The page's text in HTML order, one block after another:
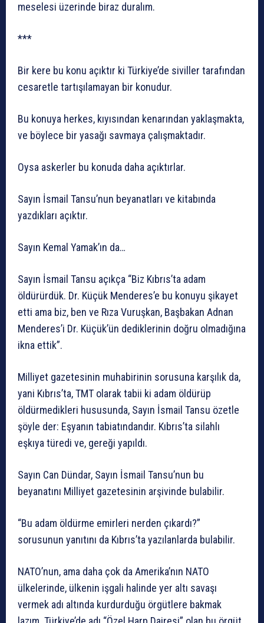
meselesi üzerinde biraz duralım.
***
Bir kere bu konu açıktır ki Türkiye’de siviller tarafından
cesaretle tartışılamayan bir konudur.
Bu konuya herkes, kıyısından kenarından yaklaşmakta,
ve böylece bir yasağı savmaya çalışmaktadır.
Oysa askerler bu konuda daha açıktırlar.
Sayın İsmail Tansu’nun beyanatları ve kitabında
yazdıkları açıktır.
Sayın Kemal Yamak’ın da…
Sayın İsmail Tansu açıkça “Biz Kıbrıs’ta adam
öldürürdük. Dr. Küçük Menderes’e bu konuyu şikayet
etti ama biz, ben ve Rıza Vuruşkan, Başbakan Adnan
Menderes’i Dr. Küçük’ün dediklerinin doğru olmadığına
ikna ettik”.
Milliyet gazetesinin muhabirinin sorusuna karşılık da,
yani Kıbrıs’ta, TMT olarak tabii ki adam öldürüp
öldürmedikleri hususunda, Sayın İsmail Tansu özetle
şöyle der: Eşyanın tabiatındandır. Kıbrıs’ta silahlı
eşkıya türedi ve, gereği yapıldı.
Sayın Can Dündar, Sayın İsmail Tansu’nun bu
beyanatını Milliyet gazetesinin arşivinde bulabilir.
“Bu adam öldürme emirleri nerden çıkardı?”
sorusunun yanıtını da Kıbrıs’ta yazılanlarda bulabilir.
NATO’nun, ama daha çok da Amerika’nın NATO
ülkelerinde, ülkenin işgali halinde yer altı savaşı
vermek adı altında kurdurduğu örgütlere bakmak